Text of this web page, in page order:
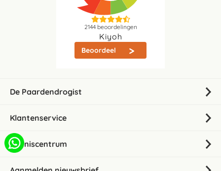
2144beoordelingen
Kiyoh
Beoordeel
De Paardendrogist
Klantenservice
Kenniscentrum